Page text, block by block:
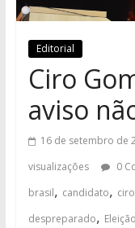
Editorial
Ciro
aviso
16 de setembro de
visualizações
0
brasil, candidato,
despreparado, Eleição